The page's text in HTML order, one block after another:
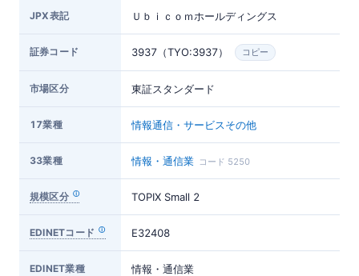
JPX表記 Ｕｂｉｃｏｍホールディングス
証券コード 3937（TYO:3937） コピー
市場区分 東証スタンダード
17業種 情報通信・サービスその他
33業種 情報・通信業 コード 5250
規模区分 TOPIX Small 2
EDINETコード E32408
EDINET業種 情報・通信業